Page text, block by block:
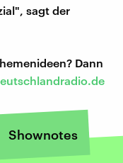
sagt der
Dann
Shownotes